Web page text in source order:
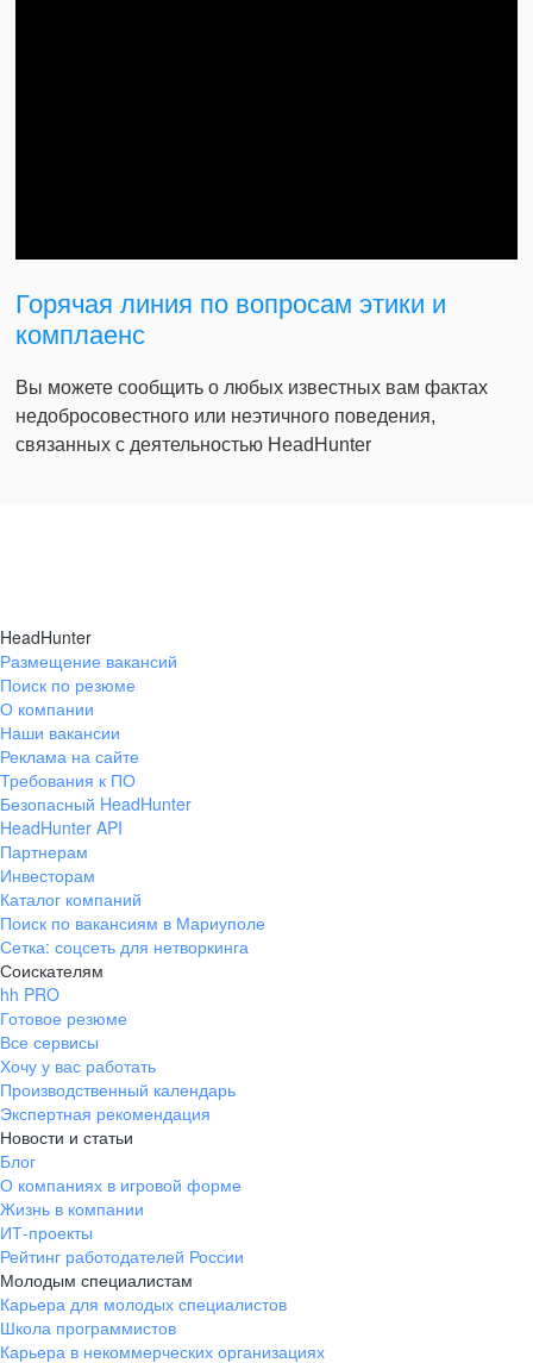
Горячая линия по вопросам этики и
комплаенс
Вы можете сообщить о любых известных вам фактах
недобросовестного или неэтичного поведения,
связанных с деятельностью HeadHunter
HeadHunter
Размещение вакансий
Поиск по резюме
О компании
Наши вакансии
Реклама на сайте
Требования к ПО
Безопасный HeadHunter
HeadHunter API
Партнерам
Инвесторам
Каталог компаний
Поиск по вакансиям в Мариуполе
Сетка: соцсеть для нетворкинга
Соискателям
hh PRO
Готовое резюме
Все сервисы
Хочу у вас работать
Производственный календарь
Экспертная рекомендация
Новости и статьи
Блог
О компаниях в игровой форме
Жизнь в компании
ИТ-проекты
Рейтинг работодателей России
Молодым специалистам
Карьера для молодых специалистов
Школа программистов
Карьера в некоммерческих организациях